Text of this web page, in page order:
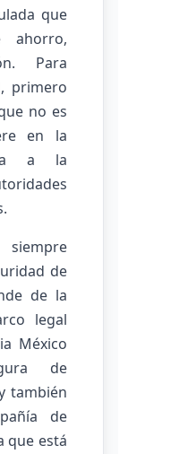
que
ahorro,
Para
primero
no es
en la
a la
de
de la
legal
México
de
también
de
que está